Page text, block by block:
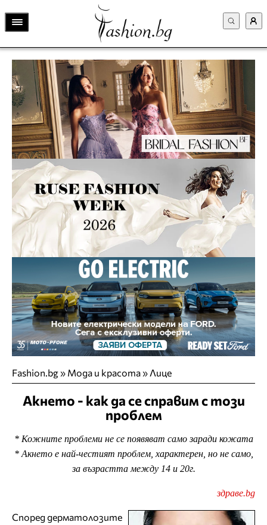
Fashion.bg» Мода и красота» Лице
Акнето - как да се справим с този
проблем
* Кожните проблеми не се появяват само заради кожата
* Акнето е най-честият проблем, характерен, но не само,
за възрастта между 14 и 20г.
здраве.bg
Според дерматолозите